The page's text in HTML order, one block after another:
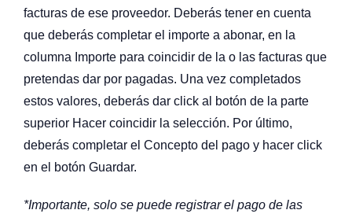
facturas de ese proveedor. Deberás tener en cuenta
que deberás completar el importe a abonar, en la
columna Importe para coincidir de la o las facturas que
pretendas dar por pagadas. Una vez completados
estos valores, deberás dar click al botón de la parte
superior Hacer coincidir la selección. Por último,
deberás completar el Concepto del pago y hacer click
en el botón Guardar.
*Importante, solo se puede registrar el pago de las